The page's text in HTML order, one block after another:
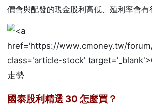
價會與配發的現金股利高低、殖利率會有
國泰股利精選 30 怎麼買？